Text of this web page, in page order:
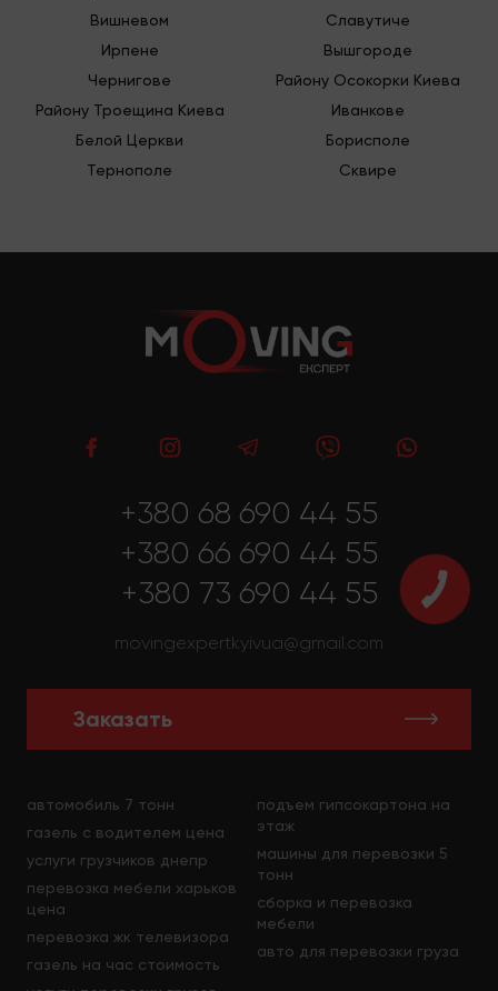
Вишневом
Ирпене
Чернигове
Району Троещина Киева
Белой Церкви
Тернополе
Славутиче
Вышгороде
Району Осокорки Киева
Иванкове
Борисполе
Сквире
+380 68 690 44 55
+380 66 690 44 55
+380 73 690 44 55
movingexpertkyivua@gmail.com
Заказать
автомобиль 7 тонн
газель с водителем цена
услуги грузчиков днепр
перевозка мебели харьков
цена
перевозка жк телевизора
газель на час стоимость
подъем гипсокартона на
этаж
машины для перевозки 5
тонн
сборка и перевозка
мебели
авто для перевозки груза